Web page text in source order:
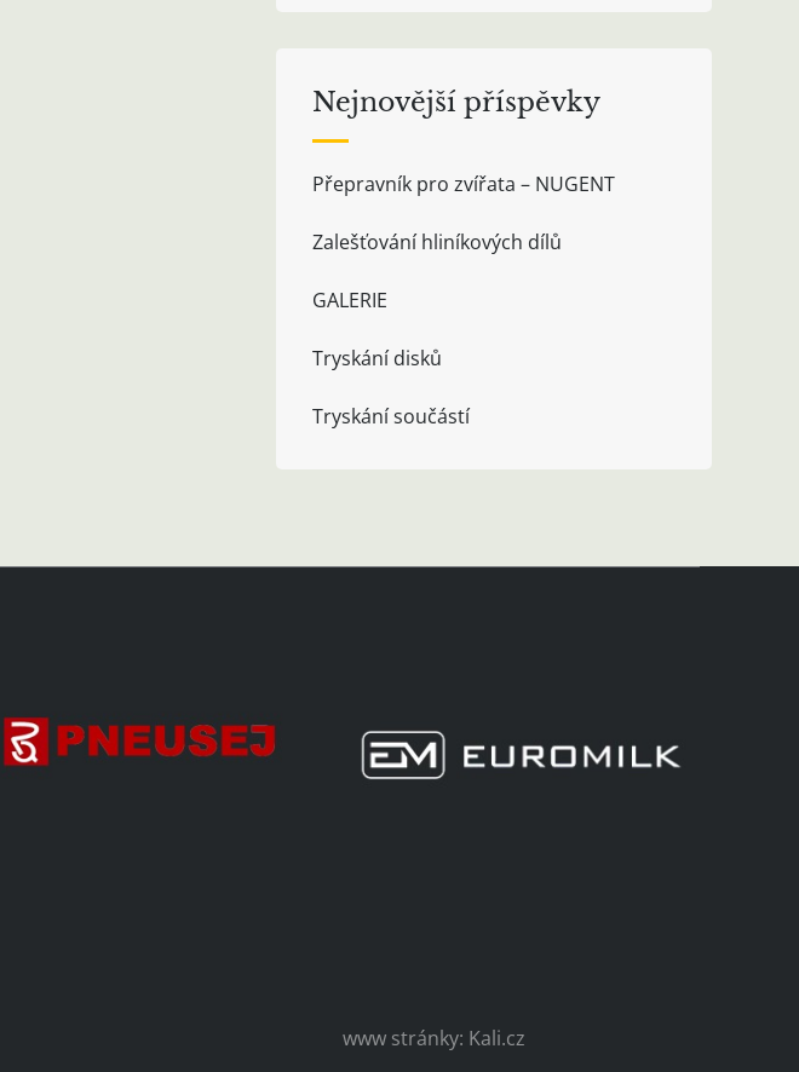
Nejnovější příspěvky
Přepravník pro zvířata – NUGENT
Zalešťování hliníkových dílů
GALERIE
Tryskání disků
Tryskání součástí
www stránky: Kali.cz